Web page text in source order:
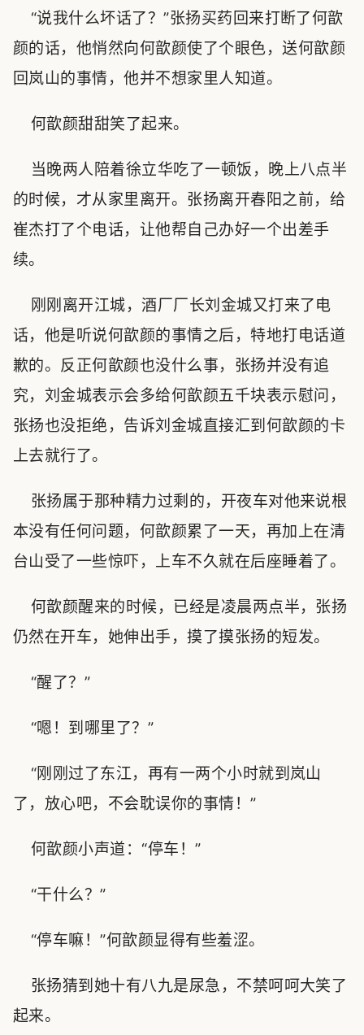
“说我什么坏话了？”张扬买药回来打断了何歆
颜的话，他悄然向何歆颜使了个眼色，送何歆颜
回岚山的事情，他并不想家里人知道。
何歆颜甜甜笑了起来。
当晚两人陪着徐立华吃了一顿饭，晚上八点半
的时候，才从家里离开。张扬离开春阳之前，给
崔杰打了个电话，让他帮自己办好一个出差手
续。
刚刚离开江城，酒厂厂长刘金城又打来了电
话，他是听说何歆颜的事情之后，特地打电话道
歉的。反正何歆颜也没什么事，张扬并没有追
究，刘金城表示会多给何歆颜五千块表示慰问，
张扬也没拒绝，告诉刘金城直接汇到何歆颜的卡
上去就行了。
张扬属于那种精力过剩的，开夜车对他来说根
本没有任何问题，何歆颜累了一天，再加上在清
台山受了一些惊吓，上车不久就在后座睡着了。
何歆颜醒来的时候，已经是凌晨两点半，张扬
仍然在开车，她伸出手，摸了摸张扬的短发。
“醒了？”
“嗯！到哪里了？”
“刚刚过了东江，再有一两个小时就到岚山
了，放心吧，不会耽误你的事情！”
何歆颜小声道：“停车！”
“干什么？”
“停车嘛！”何歆颜显得有些羞涩。
张扬猜到她十有八九是尿急，不禁呵呵大笑了
起来。